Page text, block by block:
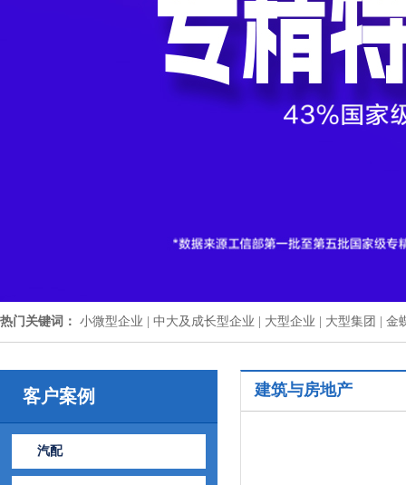
热门关键词： 小微型企业 | 中大及成长型企业 | 大型企业 | 大型集团 | 金
客户案例
汽配
建筑与房地产